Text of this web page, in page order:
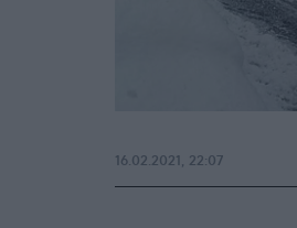
16.02.2021, 22:07